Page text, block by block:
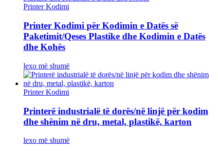
Printer Kodimi
Printer Kodimi për Kodimin e Datës së
Paketimit/Qeses Plastike dhe Kodimin e Datës
dhe Kohës
lexo më shumë
Printer Kodimi
Printerë industrialë të dorës/në linjë për kodim
dhe shënim në dru, metal, plastikë, karton
lexo më shumë